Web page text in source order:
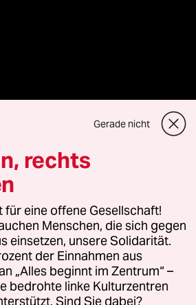
Vertriebs GmbH
rechtlichen Fragen oder für Genehmigungen
lizenzen@taz.de
Kommune-Richtlinien
Datenschutz Impressum AGB
Gerade nicht
rechts
eine offene Gesellschaft!
Menschen, die sich gegen
einsetzen, unsere Solidarität.
der Einnahmen aus
„Alles beginnt im Zentrum“ –
bedrohte linke Kulturzentren
Sind Sie dabei?